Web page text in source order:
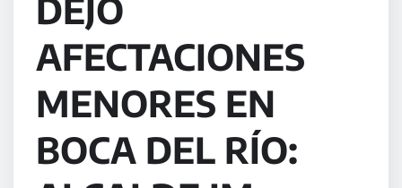
DEJÓ
AFECTACIONES
MENORES EN
BOCA DEL RÍO: